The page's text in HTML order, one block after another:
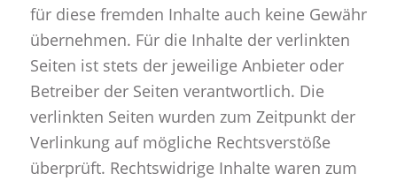
für diese fremden Inhalte auch keine Gewähr
übernehmen. Für die Inhalte der verlinkten
Seiten ist stets der jeweilige Anbieter oder
Betreiber der Seiten verantwortlich. Die
verlinkten Seiten wurden zum Zeitpunkt der
Verlinkung auf mögliche Rechtsverstöße
überprüft. Rechtswidrige Inhalte waren zum